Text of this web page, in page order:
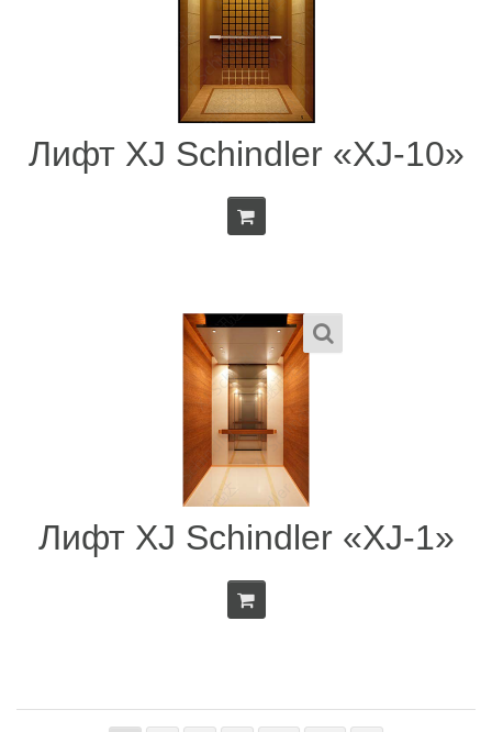
Лифт XJ Schindler «XJ-10»
Лифт XJ Schindler «XJ-1»